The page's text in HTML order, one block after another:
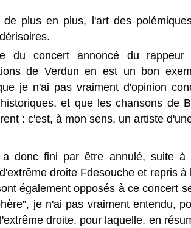
de plus en plus, l'art des
du concert annoncé du
de Verdun en est un bon
je n'ai pas vraiment d'opinion
et que les chansons de
: c'est, à mon sens, un artiste
a donc fini par être annulé, suite à
droite Fdesouche et repris
également opposés à ce concert
je n'ai pas vraiment entendu,
droite, pour laquelle, en